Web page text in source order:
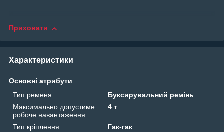
Приховати
Характеристики
Основні атрибути
Тип ременя
Буксирувальний ремінь
Максимально допустиме
робоче навантаження
4 т
Тип кріплення
Гак-гак